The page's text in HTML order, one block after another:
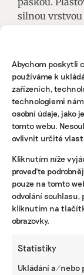
Abychom poskytli
používáme k
zařízeních,
technologiemi
osobní údaje, jako
tomto webu.
ovlivnit určité
Kliknutím níže
proveďte
pouze na tomto
odvolání souhlasu,
kliknutím na
obrazovky.
Statistiky
Ukládání a/nebo
silnou vrstvou
než se zase
Domácí
gauče asi o
necelých
„Koupil jsem
z Ikey,“
díl nelze
spíše o
jednotlivých
konstrukci
i zájmu ze